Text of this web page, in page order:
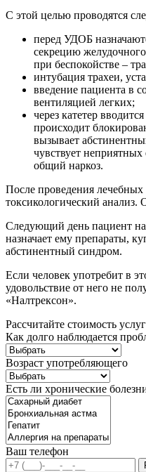
С этой целью проводятся
перед УДОБ
секрецию
при беспокойстве –
интубация трахеи,
введение пациента в
вентиляцией легких;
через катетер
происходит
вызывает
чувствует
общий наркоз.
После проведения
токсикологический
Следующий день пациент
назначает ему препараты,
абстинентный синдром.
Если человек употребит в
удовольствие от него не
«Налтрексон».
Рассчитайте стоимость
Как долго наблюдается
Возраст употребляющего
Есть ли хронические
Ваш телефон